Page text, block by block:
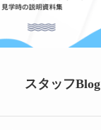
スタッフBlog